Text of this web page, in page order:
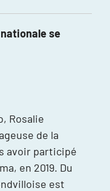
se
Rosalie
de la
avoir participé
en 2019. Du
est